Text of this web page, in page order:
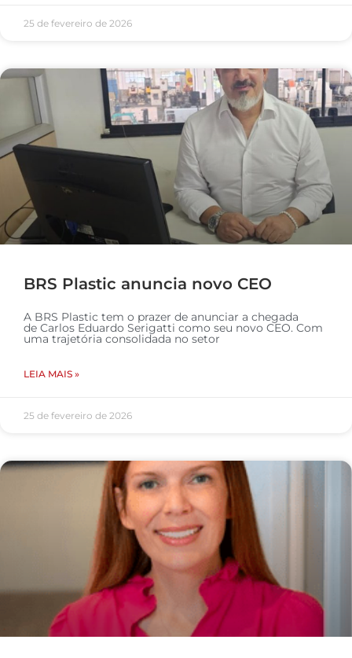
25 de fevereiro de 2026
BRS Plastic anuncia novo CEO
A BRS Plastic tem o prazer de anunciar a chegada
de Carlos Eduardo Serigatti como seu novo CEO. Com
uma trajetória consolidada no setor
LEIA MAIS »
25 de fevereiro de 2026